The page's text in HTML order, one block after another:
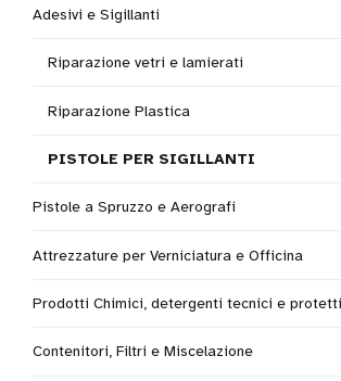
Adesivi e Sigillanti
Riparazione vetri e lamierati
Riparazione Plastica
PISTOLE PER SIGILLANTI
Pistole a Spruzzo e Aerografi
Attrezzature per Verniciatura e Officina
Prodotti Chimici, detergenti tecnici e
Contenitori, Filtri e Miscelazione